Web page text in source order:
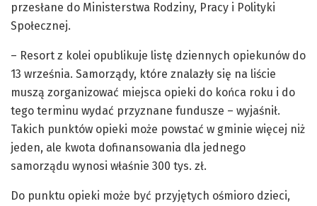
przesłane do Ministerstwa Rodziny, Pracy i Polityki
Społecznej.
– Resort z kolei opublikuje listę dziennych opiekunów do
13 września. Samorządy, które znalazły się na liście
muszą zorganizować miejsca opieki do końca roku i do
tego terminu wydać przyznane fundusze – wyjaśnił.
Takich punktów opieki może powstać w gminie więcej niż
jeden, ale kwota dofinansowania dla jednego
samorządu wynosi właśnie 300 tys. zł.
Do punktu opieki może być przyjętych ośmioro dzieci,